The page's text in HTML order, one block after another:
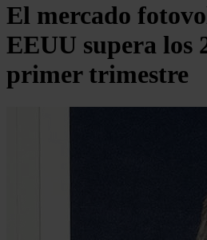
El mercado
EEUU supera los
primer trimestre